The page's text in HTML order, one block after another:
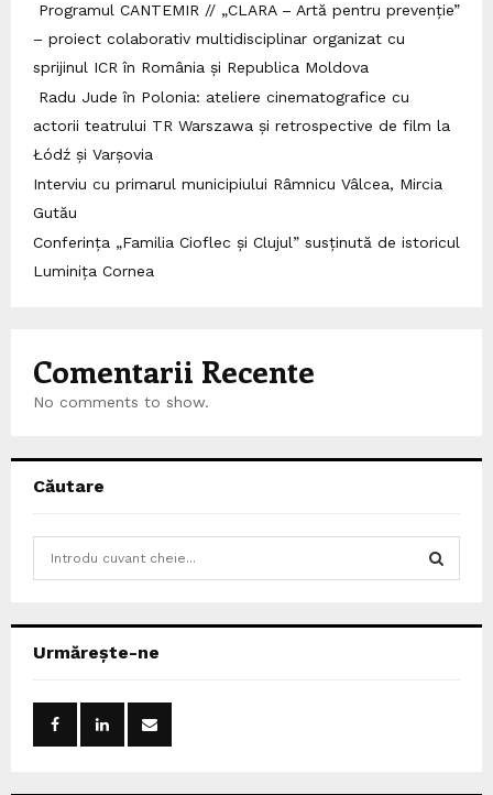
Programul CANTEMIR // „CLARA – Artă pentru prevenție”
– proiect colaborativ multidisciplinar organizat cu
sprijinul ICR în România și Republica Moldova
Radu Jude în Polonia: ateliere cinematografice cu
actorii teatrului TR Warszawa și retrospective de film la
Łódź și Varșovia
Interviu cu primarul municipiului Râmnicu Vâlcea, Mircia
Gutău
Conferința „Familia Cioflec și Clujul” susținută de istoricul
Luminița Cornea
Comentarii Recente
No comments to show.
Căutare
h
Urmărește-ne